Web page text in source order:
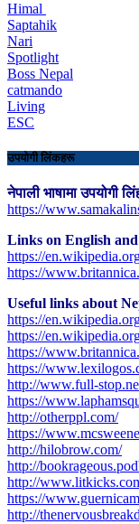
Himal
Saptahik
Nari
Spotlight
Boss Nepal
catmando
Living
ESC
उपयोगी लिंकहरू
नेपाली भाषामा उपयोगी
https://
Links on English
https://
https://
Useful links about
https://
https://
https://
https://
​http://www.full-
https://
http://otherppl.com/
https://
http://hilobrow.com/
http://
http://
https://
http://